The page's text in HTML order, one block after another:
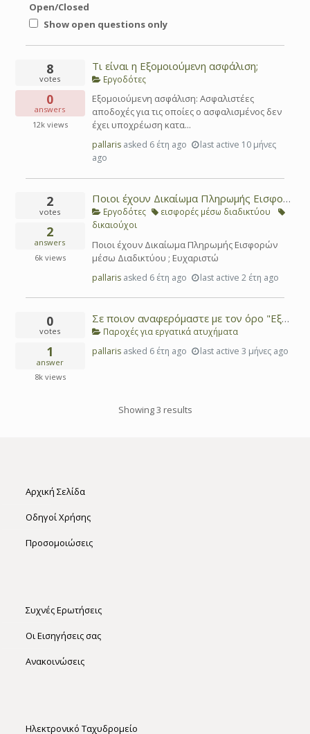
Open/Closed
Show open questions only
8
votes
0
answers
12kviews
Τι είναι η Εξομοιούμενη ασφάλιση;
Εργοδότες
Εξομοιούμενη ασφάλιση: Ασφαλιστέες
αποδοχές για τις οποίες ο ασφαλισμένος δεν
έχει υποχρέωση κατα...
pallarisasked 6 έτη ago
last active 10 μήνες
ago
2
votes
2
answers
6kviews
Ποιοι έχουν Δικαίωμα Πληρωμής Εισφορών μέσω Διαδικτύου ;
Εργοδότες
εισφορές μέσω διαδικτύου
δικαιούχοι
Ποιοι έχουν Δικαίωμα Πληρωμής Εισφορών
μέσω Διαδικτύου ; Ευχαριστώ
pallarisasked 6 έτη ago last active 2 έτη ago
0
votes
1
answer
8kviews
Σε ποιον αναφερόμαστε με τον όρο "Εξαρτώμενος ασφαλισμενος" ;
Παροχές για εργατικά ατυχήματα
pallarisasked 6 έτη ago last active 3 μήνες ago
Showing 3 results
Αρχική Σελίδα
Οδηγοί Χρήσης
Προσομοιώσεις
Συχνές Ερωτήσεις
Οι Εισηγήσεις σας
Ανακοινώσεις
Ηλεκτρονικό Ταχυδρομείο​